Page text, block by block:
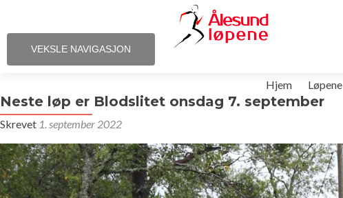
VEKSLE NAVIGASJON
Gå
til
Hjem Løpene
Neste løp er Blodslitet onsdag 7. september
Skrevet 1. september 2022